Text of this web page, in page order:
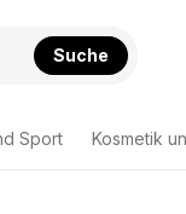
Suche
Sport Kosmetik